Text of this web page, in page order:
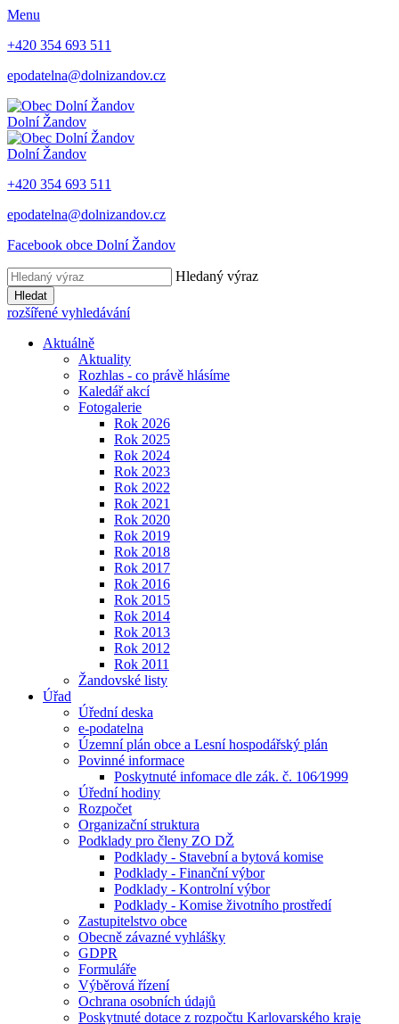
Menu
+420 354 693 511
epodatelna@dolnizandov.cz
Dolní Žandov
Dolní Žandov
+420 354 693 511
epodatelna@dolnizandov.cz
Facebook obce Dolní Žandov
Hledaný výraz
Hledat
rozšířené vyhledávání
Aktuálně
Aktuality
Rozhlas - co právě hlásíme
Kaledář akcí
Fotogalerie
Rok 2026
Rok 2025
Rok 2024
Rok 2023
Rok 2022
Rok 2021
Rok 2020
Rok 2019
Rok 2018
Rok 2017
Rok 2016
Rok 2015
Rok 2014
Rok 2013
Rok 2012
Rok 2011
Žandovské listy
Úřad
Úřední deska
e-podatelna
Územní plán obce a Lesní hospodářský plán
Povinné informace
Poskytnuté infomace dle zák. č. 106⁄1999
Úřední hodiny
Rozpočet
Organizační struktura
Podklady pro členy ZO DŽ
Podklady - Stavební a bytová komise
Podklady - Finanční výbor
Podklady - Kontrolní výbor
Podklady - Komise životního prostředí
Zastupitelstvo obce
Obecně závazné vyhlášky
GDPR
Formuláře
Výběrová řízení
Ochrana osobních údajů
Poskytnuté dotace z rozpočtu Karlovarského kraje